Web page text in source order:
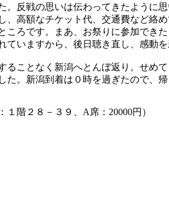
。反戦の思いは伝わってきたように
、高額なチケット代、交通費など絡
ころです。まあ、お祭りに参加でき
ていますから、後日聴き直し、感動
ることなく新潟へとんぼ返り。せめ
た。新潟到着は０時を過ぎたので、
１階２８－３９、A席：20000円）